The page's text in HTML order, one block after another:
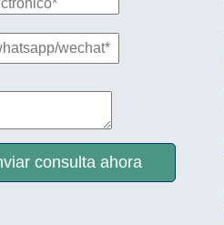
consulta ahora